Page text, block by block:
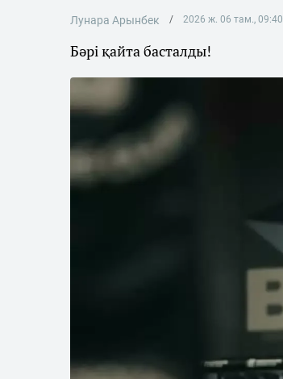
Лунара Арынбек 2026 ж. 06 там., 09:40
Бәрі қайта басталды!